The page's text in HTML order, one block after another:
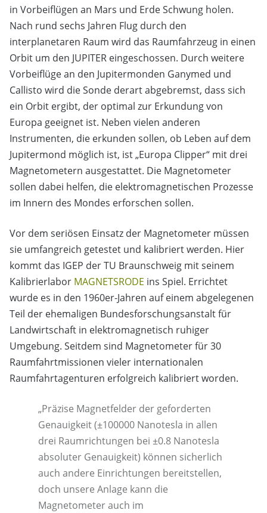
in Vorbeiflügen an Mars und Erde Schwung holen.
Nach rund sechs Jahren Flug durch den
interplanetaren Raum wird das Raumfahrzeug in einen
Orbit um den JUPITER eingeschossen. Durch weitere
Vorbeiflüge an den Jupitermonden Ganymed und
Callisto wird die Sonde derart abgebremst, dass sich
ein Orbit ergibt, der optimal zur Erkundung von
Europa geeignet ist. Neben vielen anderen
Instrumenten, die erkunden sollen, ob Leben auf dem
Jupitermond möglich ist, ist „Europa Clipper“ mit drei
Magnetometern ausgestattet. Die Magnetometer
sollen dabei helfen, die elektromagnetischen Prozesse
im Innern des Mondes erforschen sollen.
Vor dem seriösen Einsatz der Magnetometer müssen
sie umfangreich getestet und kalibriert werden. Hier
kommt das IGEP der TU Braunschweig mit seinem
Kalibrierlabor MAGNETSRODE ins Spiel. Errichtet
wurde es in den 1960er-Jahren auf einem abgelegenen
Teil der ehemaligen Bundesforschungsanstalt für
Landwirtschaft in elektromagnetisch ruhiger
Umgebung. Seitdem sind Magnetometer für 30
Raumfahrtmissionen vieler internationalen
Raumfahrtagenturen erfolgreich kalibriert worden.
„Präzise Magnetfelder der geforderten
Genauigkeit (±100000 Nanotesla in allen
drei Raumrichtungen bei ±0.8 Nanotesla
absoluter Genauigkeit) können sicherlich
auch andere Einrichtungen bereitstellen,
doch unsere Anlage kann die
Magnetometer auch im